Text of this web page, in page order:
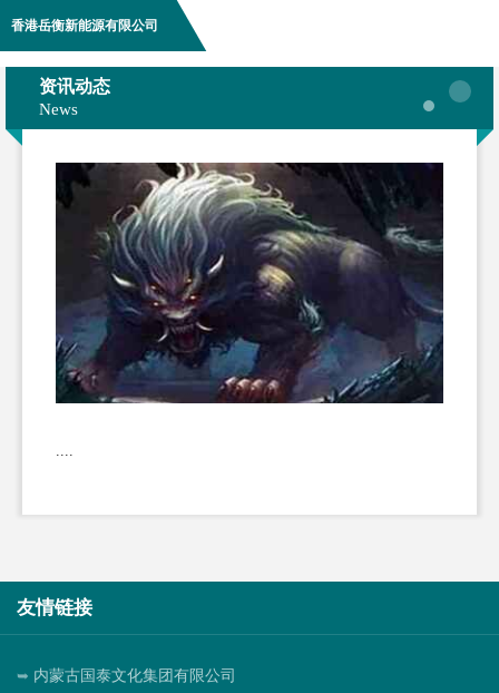
香港岳衡新能源有限公司
资讯动态
News
友情链接
内蒙古国泰文化集团有限公司